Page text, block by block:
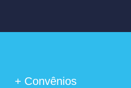
+ Convênios